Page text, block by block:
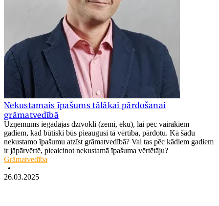
Nekustamais īpašums tālākai pārdošanai
grāmatvedībā
Uzņēmums iegādājas dzīvokli (zemi, ēku), lai pēc vairākiem
gadiem, kad būtiski būs pieaugusi tā vērtība, pārdotu. Kā šādu
nekustamo īpašumu atzīst grāmatvedībā? Vai tas pēc kādiem gadiem
ir jāpārvērtē, pieaicinot nekustamā īpašuma vērtētāju?
Grāmatvedība
•
26.03.2025